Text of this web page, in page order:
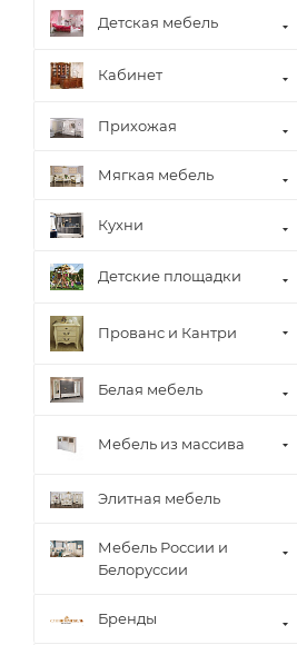
Детская мебель
Кабинет
Прихожая
Мягкая мебель
Кухни
Детские площадки
Прованс и Кантри
Белая мебель
Мебель из массива
Элитная мебель
Мебель России и
Белоруссии
Бренды